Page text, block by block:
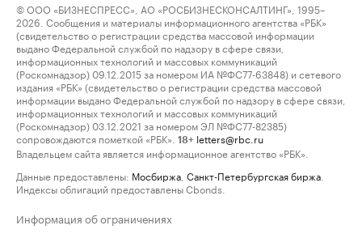
© ООО «БИЗНЕСПРЕСС», АО «РОСБИЗНЕСКОНСАЛТИНГ», 1995–
2026. Сообщения и материалы информационного агентства «РБК»
(свидетельство о регистрации средства массовой информации
выдано Федеральной службой по надзору в сфере связи,
информационных технологий и массовых коммуникаций
(Роскомнадзор) 09.12.2015 за номером ИА №ФС77-63848) и сетевого
издания «РБК» (свидетельство о регистрации средства массовой
информации выдано Федеральной службой по надзору в сфере связи,
информационных технологий и массовых коммуникаций
(Роскомнадзор) 03.12.2021 за номером ЭЛ №ФС77-82385)
сопровождаются пометкой «РБК».
18+ letters@rbc.ru
Владельцем сайта является информационное агентство «РБК».
Данные предоставлены: Мосбиржа Санкт-Петербургская биржа
Индексы облигаций предоставлены Cbonds.
Информация об ограничениях